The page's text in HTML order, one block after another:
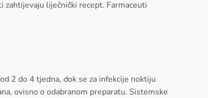
liječnički recept. Farmaceuti
2 do 4 tjedna, dok se za infekcije noktiju
ovisno o odabranom preparatu. Sistemske